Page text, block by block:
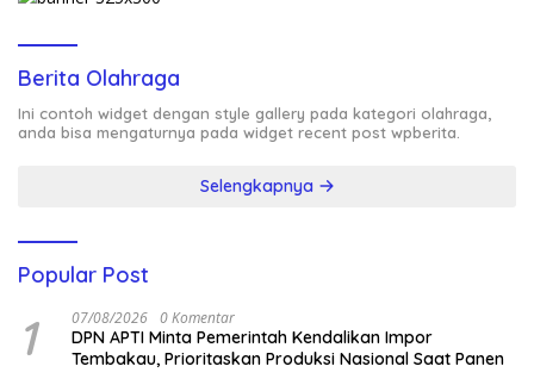
Berita Olahraga
Ini contoh widget dengan style gallery pada kategori olahraga,
anda bisa mengaturnya pada widget recent post wpberita.
Selengkapnya
Popular Post
1 07/08/2026 0 Komentar
DPN APTI Minta Pemerintah Kendalikan Impor
Tembakau, Prioritaskan Produksi Nasional Saat Panen